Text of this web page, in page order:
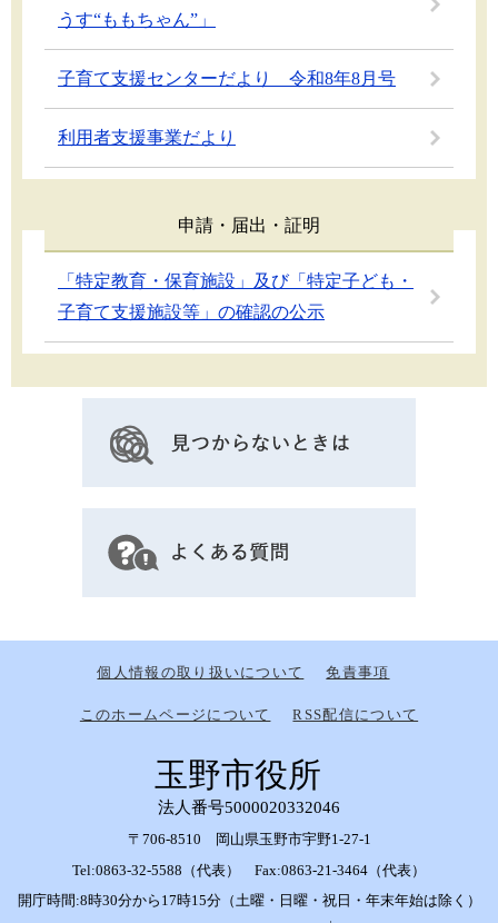
うす“ももちゃん”」
子育て支援センターだより 令和8年8月号
利用者支援事業だより
申請・届出・証明
「特定教育・保育施設」及び「特定子ども・
子育て支援施設等」の確認の公示
個人情報の取り扱いについて 免責事項
このホームページについて RSS配信について
玉野市役所
法人番号5000020332046
〒706-8510 岡山県玉野市宇野1-27-1
Tel:0863-32-5588（代表） Fax:0863-21-3464（代表）
開庁時間:8時30分から17時15分（土曜・日曜・祝日・年末年始は除く）